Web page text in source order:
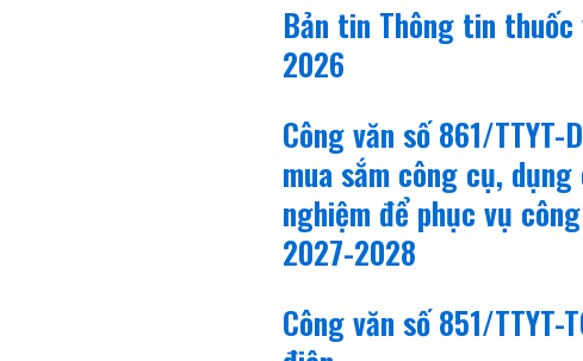
Bản tin Thông tin
2026
Công văn số 861/
mua sắm công cụ,
nghiệm để phục vụ
2027-2028
Công văn số 851/TTYT-